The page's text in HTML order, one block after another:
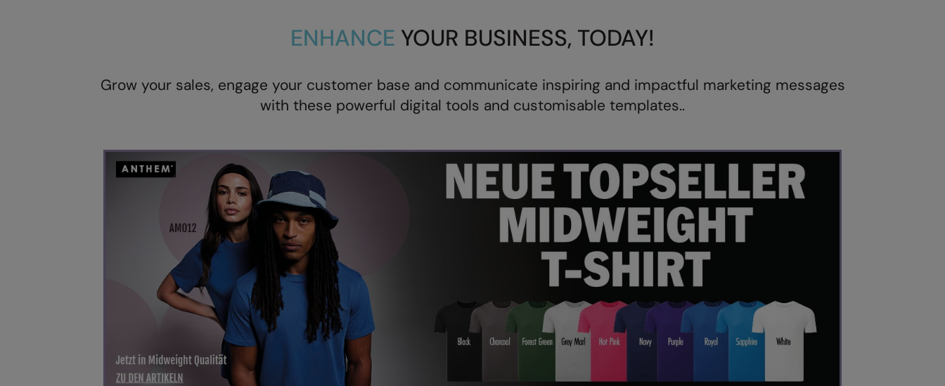
ENHANCE YOUR BUSINESS, TODAY!
Grow your sales, engage your customer base and communicate inspiring and impactful marketing messages
with these powerful digital tools and customisable templates..